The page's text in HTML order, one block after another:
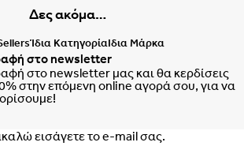
Δες ακόμα…
Ίδια ΚατηγορίαΙδια Μάρκα
στο newsletter
στο newsletter μας και θα κερδίσεις
στην επόμενη online αγορά σου, για να